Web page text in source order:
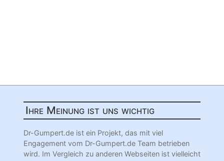
Ihre Meinung ist uns wichtig
Dr-Gumpert.de ist ein Projekt, das mit viel
Engagement vom Dr-Gumpert.de Team betrieben
wird. Im Vergleich zu anderen Webseiten ist vielleicht